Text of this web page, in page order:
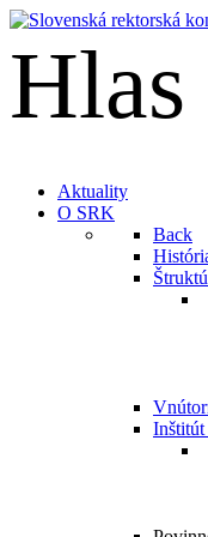
Aktuality
O SRK
Back